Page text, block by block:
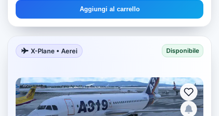
Aggiungi al carrello
X-Plane • Aerei Disponibile